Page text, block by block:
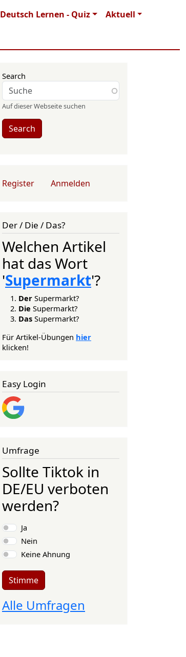
Deutsch Lernen - Quiz
Aktuell
Search
Auf dieser Webseite suchen
Search
User account menu
Register Anmelden
Der / Die / Das?
Welchen Artikel
hat das Wort
'Supermarkt'?
Der Supermarkt?
Die Supermarkt?
Das Supermarkt?
Für Artikel-Übungen hier
klicken!
Easy Login
Umfrage
Sollte Tiktok in
DE/EU verboten
werden?
Auswahlmöglichkeiten
Ja
Nein
Keine Ahnung
Stimme
Alle Umfragen